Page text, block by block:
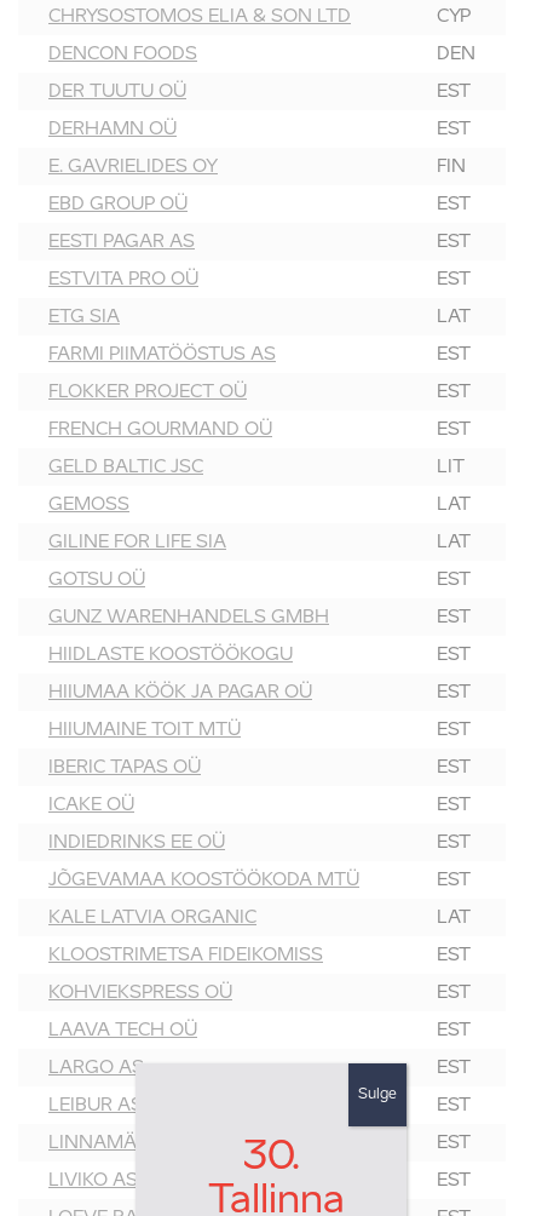
CHRYSOSTOMOS ELIA & SON LTD CYP
DENCON FOODS DEN
DER TUUTU OÜ EST
DERHAMN OÜ EST
E. GAVRIELIDES OY FIN
EBD GROUP OÜ EST
EESTI PAGAR AS EST
ESTVITA PRO OÜ EST
ETG SIA LAT
FARMI PIIMATÖÖSTUS AS EST
FLOKKER PROJECT OÜ EST
FRENCH GOURMAND OÜ EST
GELD BALTIC JSC LIT
GEMOSS LAT
GILINE FOR LIFE SIA LAT
GOTSU OÜ EST
GUNZ WARENHANDELS GMBH EST
HIIDLASTE KOOSTÖÖKOGU EST
HIIUMAA KÖÖK JA PAGAR OÜ EST
HIIUMAINE TOIT MTÜ EST
IBERIC TAPAS OÜ EST
ICAKE OÜ EST
INDIEDRINKS EE OÜ EST
JÕGEVAMAA KOOSTÖÖKODA MTÜ EST
KALE LATVIA ORGANIC LAT
KLOOSTRIMETSA FIDEIKOMISS EST
KOHVIEKSPRESS OÜ EST
LAAVA TECH OÜ EST
LARGO AS EST
LEIBUR AS EST
LINNAMÄE LIHATÖÖSTUS AS EST
LIVIKO AS EST
30.
Tallinna
Sulge